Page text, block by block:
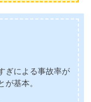
ぎによる事故率が
が基本。